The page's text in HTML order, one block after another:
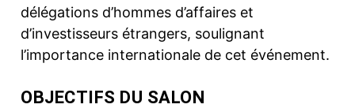
délégations d’hommes d’affaires et
d’investisseurs étrangers, soulignant
l’importance internationale de cet événement.
OBJECTIFS DU SALON